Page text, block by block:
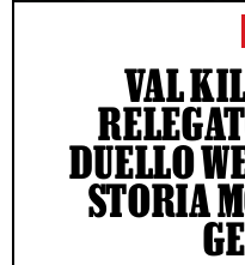
VAL
DUELLO
STORIA